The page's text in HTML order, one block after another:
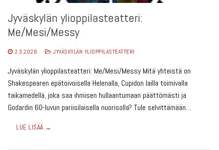
Jyväskylän ylioppilasteatteri:
Me/Mesi/Messy
2.3.2026 JYVÄSKYLÄN YLIOPPILASTEATTERI
Jyväskylän ylioppilasteatteri: Me/Mesi/Messy Mitä yhteistä on
Shakespearen epätoivoisella Helenalla, Cupidon lailla toimivalla
taikamedellä, joka saa ihmisen hullaantumaan päättömästi ja
Godardin 60-luvun pariisilaisella nuorisolla? Tule selvittämään…
LUE LISÄÄ →